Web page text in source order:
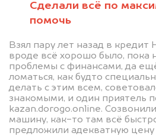
Сделали всё по
помочь
Взял пару лет назад в кредит
вроде всё хорошо было, пока
проблемы с финансами, да
ломаться, как будто
делать с этим всем,
знакомыми, и один приятель
kazan.dorogo.online.
машину, как-то там всё
предложили адекватную
Узнать